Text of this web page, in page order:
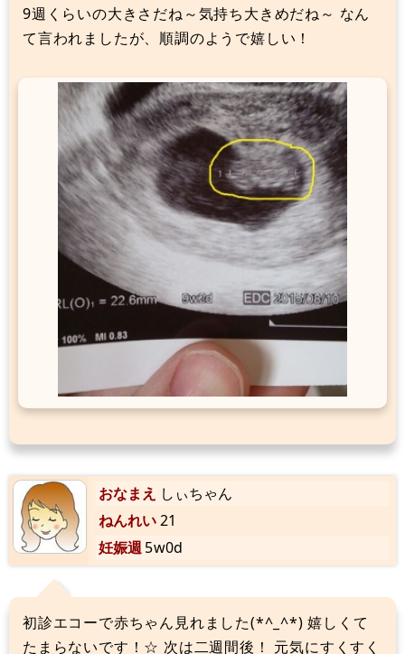
9週くらいの大きさだね～気持ち大きめだね～ なん
て言われましたが、順調のようで嬉しい！
おなまえ しぃちゃん
ねんれい21
妊娠週5w0d
初診エコーで赤ちゃん見れました(*^_^*) 嬉しくて
たまらないです！☆ 次は二週間後！ 元気にすくすく